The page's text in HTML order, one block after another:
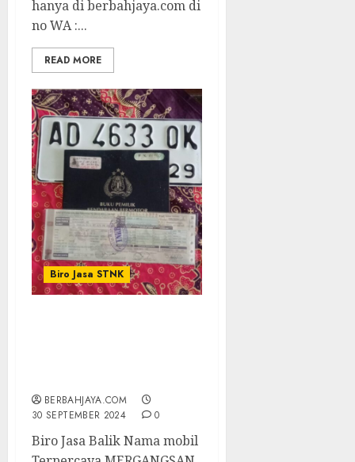
hanya di berbahjaya.com di
no WA :...
READ MORE
Biro Jasa STNK
BERBAHJAYA.COM
30 SEPTEMBER 2024
0
Biro Jasa Balik Nama mobil